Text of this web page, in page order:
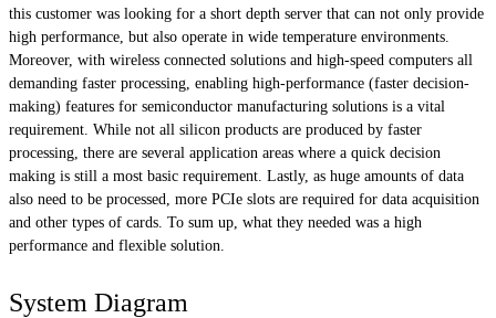
this customer was looking for a short depth server that can not only provide
high performance, but also operate in wide temperature environments.
Moreover, with wireless connected solutions and high-speed computers all
demanding faster processing, enabling high-performance (faster decision-
making) features for semiconductor manufacturing solutions is a vital
requirement. While not all silicon products are produced by faster
processing, there are several application areas where a quick decision
making is still a most basic requirement. Lastly, as huge amounts of data
also need to be processed, more PCIe slots are required for data acquisition
and other types of cards. To sum up, what they needed was a high
performance and flexible solution.
System Diagram